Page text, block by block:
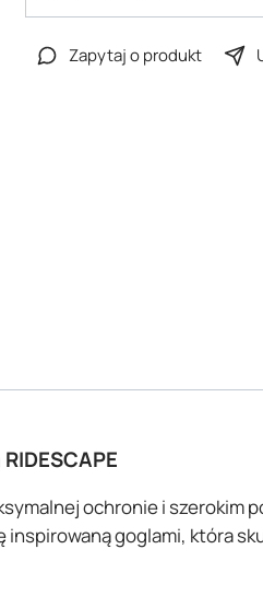
Zapytaj o produkt
ochronie i szerokim
goglami, która